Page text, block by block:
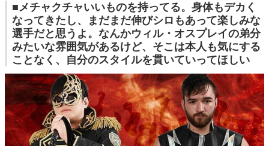
■メチャクチャいいものを持ってる。身体もデカく
なってきたし、まだまだ伸びシロもあって楽しみな
選手だと思うよ。なんかウィル・オスプレイの弟分
みたいな雰囲気があるけど、そこは本人も気にする
ことなく、自分のスタイルを貫いていってほしい